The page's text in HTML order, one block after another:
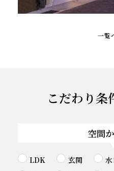
一覧
こだわり条
空間
LDK 玄関 水